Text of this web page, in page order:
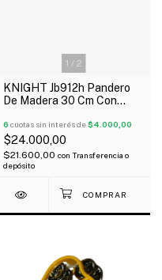
1 / 2
KNIGHT Jb912h Pandero
De Madera 30 Cm Con
Sonajas
6 cuotas sin interés de$4.000,00
$24.000,00
$21.600,00 con Transferencia o
depósito